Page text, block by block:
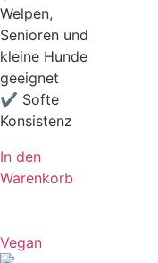
Welpen,
Senioren und
kleine Hunde
geeignet
✔ Softe
Konsistenz
In den
Warenkorb
Vegan